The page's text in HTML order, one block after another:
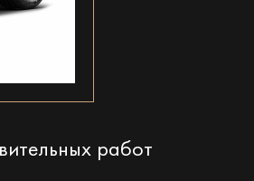
работ